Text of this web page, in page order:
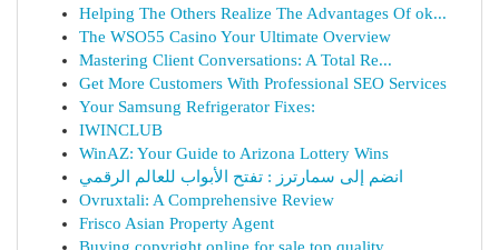
Helping The Others Realize The Advantages Of ok...
The WSO55 Casino Your Ultimate Overview
Mastering Client Conversations: A Total Re...
Get More Customers With Professional SEO Services
Your Samsung Refrigerator Fixes:
IWINCLUB
WinAZ: Your Guide to Arizona Lottery Wins
انضم إلى سمارترز : تفتح الأبواب للعالم الرقمي
Ovruxtali: A Comprehensive Review
Frisco Asian Property Agent